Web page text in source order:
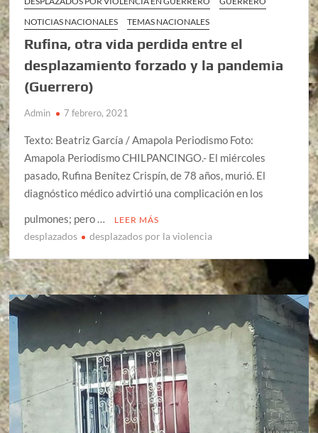
NOTICIAS NACIONALES
TEMAS NACIONALES
Rufina, otra vida perdida entre el
desplazamiento forzado y la pandemia
(Guerrero)
Admin 7 febrero, 2021
Texto: Beatriz García / Amapola Periodismo Foto:
Amapola Periodismo CHILPANCINGO.- El miércoles
pasado, Rufina Benítez Crispín, de 78 años, murió. El
diagnóstico médico advirtió una complicación en los
pulmones; pero …
LEER MÁS
desplazados desplazados por la violencia